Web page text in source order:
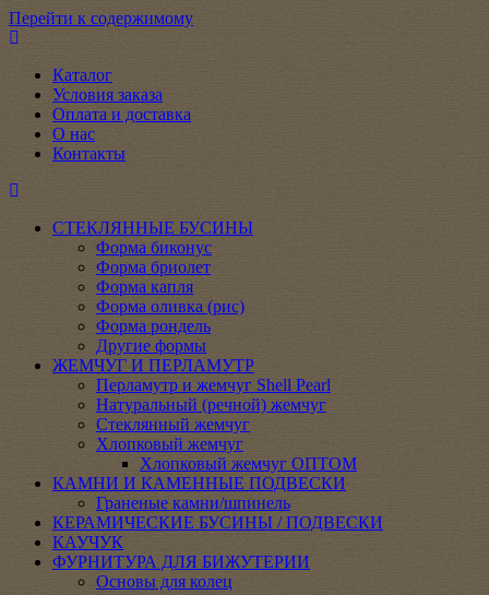
Перейти к содержимому
Каталог
Условия заказа
Оплата и доставка
О нас
Контакты
СТЕКЛЯННЫЕ БУСИНЫ
Форма биконус
Форма бриолет
Форма капля
Форма оливка (рис)
Форма рондель
Другие формы
ЖЕМЧУГ И ПЕРЛАМУТР
Перламутр и жемчуг Shell Pearl
Натуральный (речной) жемчуг
Стеклянный жемчуг
Хлопковый жемчуг
Хлопковый жемчуг ОПТОМ
КАМНИ И КАМЕННЫЕ ПОДВЕСКИ
Граненые камни/шпинель
КЕРАМИЧЕСКИЕ БУСИНЫ / ПОДВЕСКИ
КАУЧУК
ФУРНИТУРА ДЛЯ БИЖУТЕРИИ
Основы для колец